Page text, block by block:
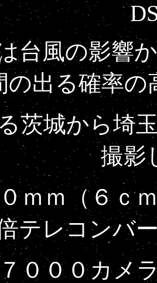
台風の影響
の出る確率の
茨城から埼
撮影
ｍｍ（６ｃ
テレコンバ
０００カメ